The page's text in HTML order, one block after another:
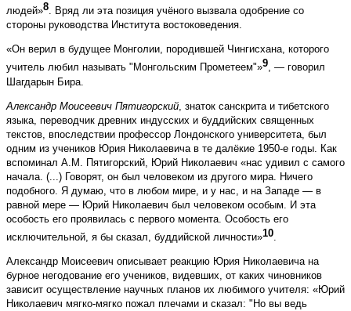
людей»8. Вряд ли эта позиция учёного вызвала одобрение со
стороны руководства Института востоковедения.
«Он верил в будущее Монголии, породившей Чингисхана, которого
учитель любил называть "Монгольским Прометеем"»9, — говорил
Шагдарын Бира.
Александр Моисеевич Пятигорский , знаток санскрита и тибетского
языка, переводчик древних индусских и буддийских священных
текстов, впоследствии профессор Лондонского университета, был
одним из учеников Юрия Николаевича в те далёкие 1950-е годы. Как
вспоминал А.М. Пятигорский, Юрий Николаевич «нас удивил с самого
начала. (...) Говорят, он был человеком из другого мира. Ничего
подобного. Я думаю, что в любом мире, и у нас, и на Западе — в
равной мере — Юрий Николаевич был человеком особым. И эта
особость его проявилась с первого момента. Особость его
исключительной, я бы сказал, буддийской личности»10.
Александр Моисеевич описывает реакцию Юрия Николаевича на
бурное негодование его учеников, видевших, от каких чиновников
зависит осуществление научных планов их любимого учителя: «Юрий
Николаевич мягко-мягко пожал плечами и сказал: "Но вы ведь